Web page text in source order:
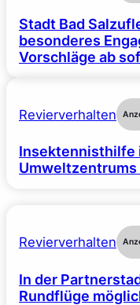
Stadt Bad
besonderes
Vorschläge ab
Revierverhalten
Insektennisthilfe
Revierverhalten
In der
Rundflüge